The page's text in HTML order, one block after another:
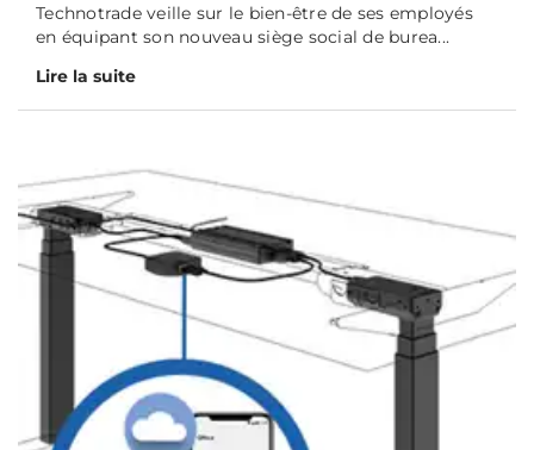
Technotrade veille sur le bien-être de ses employés
en équipant son nouveau siège social de burea...
Lire la suite